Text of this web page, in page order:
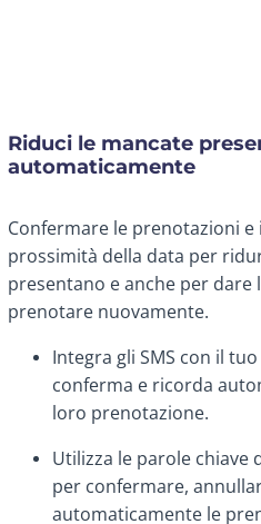
Riduci le mancate
automaticamente
Confermare le prenotazioni
prossimità della data per
presentano e anche per
prenotare nuovamente.
Integra gli SMS con il
conferma e ricorda
loro prenotazione.
Utilizza le parole
per confermare,
automaticamente le